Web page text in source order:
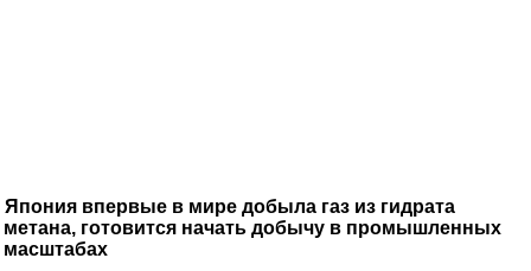
Япония впервые в мире добыла газ из гидрата
метана, готовится начать добычу в промышленных
масштабах